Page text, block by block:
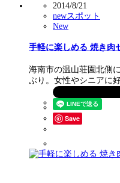
2014/8/21
newスポット
New
手軽に楽しめる 焼き肉
海南市の温山荘園北側
ぶり。女性やシニアに
Save